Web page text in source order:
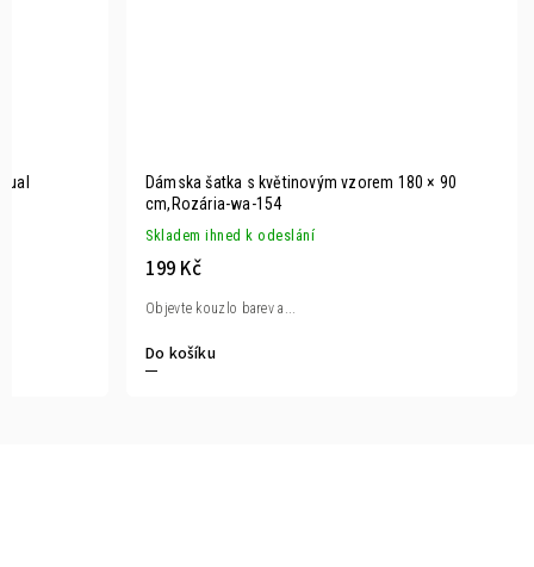
Dámska šatka s květinovým vzorem 180 × 90
cm,Rozária-wa-154
Skladem ihned k odeslání
199 Kč
Do košíku
Objevte kouzlo barev a...